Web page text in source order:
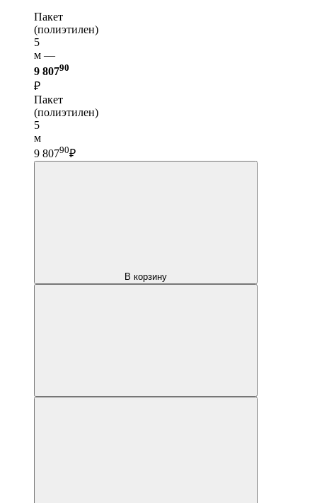
Пакет
(полиэтилен)
5
м —
9 80790
₽
Пакет
(полиэтилен)
5
м
9 80790₽
В корзину